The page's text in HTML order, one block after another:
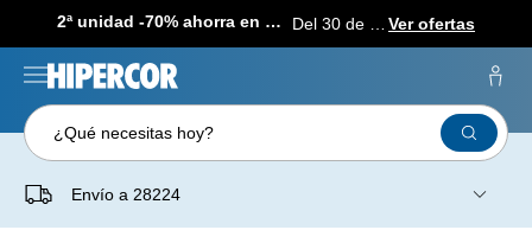
2ª unidad -70% ahorra en más de 1.000 productos Ver ofertas
¿Qué necesitas hoy?
Envío a 28224